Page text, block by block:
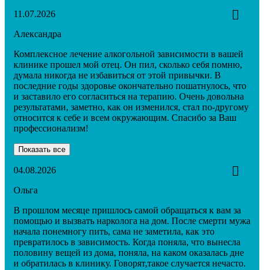
11.07.2026
Александра
Комплексное лечение алкогольной зависимости в вашей
клинике прошел мой отец. Он пил, сколько себя помню,
думала никогда не избавиться от этой привычки. В
последние годы здоровье окончательно пошатнулось, что
и заставило его согласиться на терапию. Очень довольна
результатами, заметно, как он изменился, стал по-другому
относится к себе и всем окружающим. Спасибо за Ваш
профессионализм!
Показать все
04.08.2026
Ольга
В прошлом месяце пришлось самой обращаться к вам за
помощью и вызвать нарколога на дом. После смерти мужа
начала понемногу пить, сама не заметила, как это
превратилось в зависимость. Когда поняла, что вынесла
половину вещей из дома, поняла, на каком оказалась дне
и обратилась в клинику. Говорят,такое случается нечасто.